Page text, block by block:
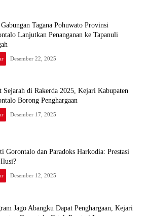
Tagana Pohuwato Provinsi
Lanjutkan Penanganan ke Tapanuli
Desember 22, 2025
Sejarah di Rakerda 2025, Kejari Kabupaten
Borong Penghargaan
Desember 17, 2025
Gorontalo dan Paradoks Harkodia: Prestasi
Desember 12, 2025
Jago Abangku Dapat Penghargaan, Kejari